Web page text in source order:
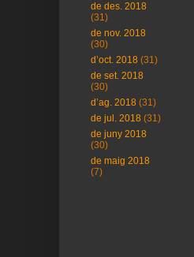
de des. 2018
(31)
de nov. 2018
(30)
d’oct. 2018 (31)
de set. 2018
(30)
d’ag. 2018 (31)
de jul. 2018 (31)
de juny 2018
(30)
de maig 2018
(7)